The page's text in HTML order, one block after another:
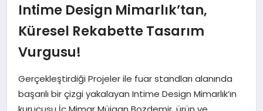
MAGAZIN
SAĞLIK
SIYASET
Intime Design Mimarlık’tan,
Küresel Rekabette Tasarım
Vurgusu!
Gerçekleştirdiği Projeler ile fuar standları alanında
başarılı bir çizgi yakalayan Intime Design Mimarlık’ın